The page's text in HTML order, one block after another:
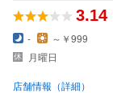
3.14
-
～￥999
月曜日
店舗情報（詳細）